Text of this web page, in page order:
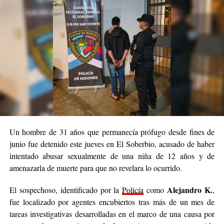
Durante el procedimiento fue demoradoIván Junior R.(25),
quien quedó alojado en la Comisaría Sexta mientras los
investigadores intentan establecer su grado de participación en el
En tanto, el principal sospechoso no fue localizado y los USD
1.900 denunciados como sustraídos tampoco fueron
recuperados.La Policía continúa con las tareas investigativas
para dar con el acusadoy esclarecer completamente el caso.
Un hombre de 31 años que permanecía prófugo desde fines de
junio fue detenido este jueves en El Soberbio, acusado de haber
intentado abusar sexualmente de una niña de 12 años y de
amenazarla de muerte para que no revelara lo ocurrido.
El sospechoso, identificado por laPolicía como Alejandro K.,
fue localizado por agentes encubiertos tras más de un mes de
tareas investigativas desarrolladas en el marco de una causa por